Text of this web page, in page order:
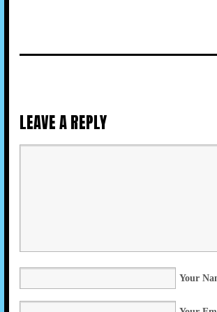
LEAVE A REPLY
Your